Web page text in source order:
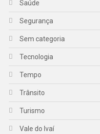
Saúde
Segurança
Sem categoria
Tecnologia
Tempo
Trânsito
Turismo
Vale do Ivaí